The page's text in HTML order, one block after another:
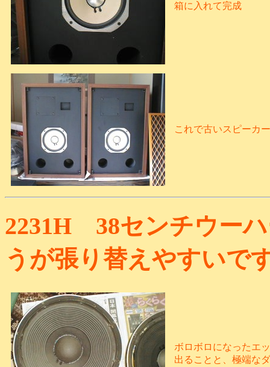
箱に入れて完成
これで古いスピーカ
2231H 38センチウー
うが張り替えやすいで
ボロボロになったエ
出ることと、極端な